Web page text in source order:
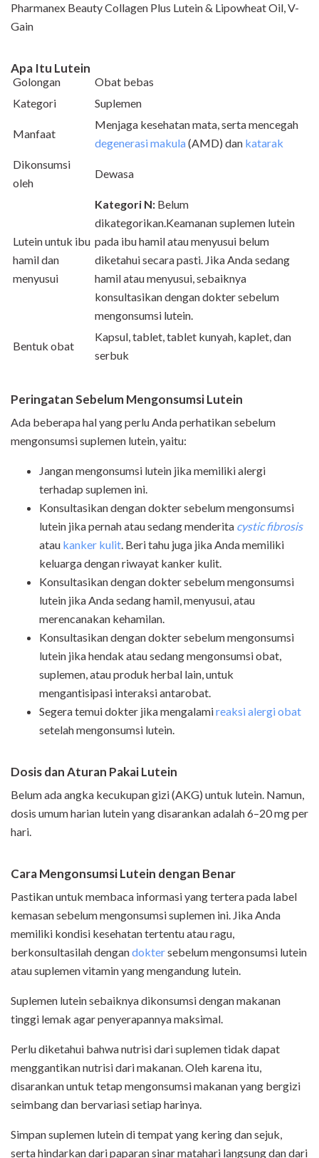
Pharmanex Beauty Collagen Plus Lutein & Lipowheat Oil, V-
Gain
Apa Itu Lutein
Golongan
Obat bebas
Kategori
Suplemen
Manfaat
Menjaga kesehatan mata, serta mencegah
degenerasi makula(AMD) dan katarak
Dikonsumsi
oleh
Dewasa
Lutein untuk ibu
hamil dan
menyusui
Kategori N: Belum
dikategorikan.Keamanan suplemen lutein
pada ibu hamil atau menyusui belum
diketahui secara pasti. Jika Anda sedang
hamil atau menyusui, sebaiknya
konsultasikan dengan dokter sebelum
mengonsumsi lutein.
Bentuk obat
Kapsul, tablet, tablet kunyah, kaplet, dan
serbuk
Peringatan Sebelum Mengonsumsi Lutein
Ada beberapa hal yang perlu Anda perhatikan sebelum
mengonsumsi suplemen lutein, yaitu:
Jangan mengonsumsi lutein jika memiliki alergi
terhadap suplemen ini.
Konsultasikan dengan dokter sebelum mengonsumsi
lutein jika pernah atau sedang menderita cystic fibrosis
atau kanker kulit. Beri tahu juga jika Anda memiliki
keluarga dengan riwayat kanker kulit.
Konsultasikan dengan dokter sebelum mengonsumsi
lutein jika Anda sedang hamil, menyusui, atau
merencanakan kehamilan.
Konsultasikan dengan dokter sebelum mengonsumsi
lutein jika hendak atau sedang mengonsumsi obat,
suplemen, atau produk herbal lain, untuk
mengantisipasi interaksi antarobat.
Segera temui dokter jika mengalamireaksi alergi obat
setelah mengonsumsi lutein.
Dosis dan Aturan Pakai Lutein
Belum ada angka kecukupan gizi (AKG) untuk lutein. Namun,
dosis umum harian lutein yang disarankan adalah 6–20 mg per
hari.
Cara Mengonsumsi Lutein dengan Benar
Pastikan untuk membaca informasi yang tertera pada label
kemasan sebelum mengonsumsi suplemen ini. Jika Anda
memiliki kondisi kesehatan tertentu atau ragu,
berkonsultasilah dengandoktersebelum mengonsumsi lutein
atau suplemen vitamin yang mengandung lutein.
Suplemen lutein sebaiknya dikonsumsi dengan makanan
tinggi lemak agar penyerapannya maksimal.
Perlu diketahui bahwa nutrisi dari suplemen tidak dapat
menggantikan nutrisi dari makanan. Oleh karena itu,
disarankan untuk tetap mengonsumsi makanan yang bergizi
seimbang dan bervariasi setiap harinya.
Simpan suplemen lutein di tempat yang kering dan sejuk,
serta hindarkan dari paparan sinar matahari langsung dan dari